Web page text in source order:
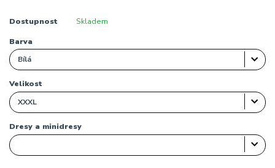
Dostupnost Skladem
Barva
Velikost
Dresy a minidresy